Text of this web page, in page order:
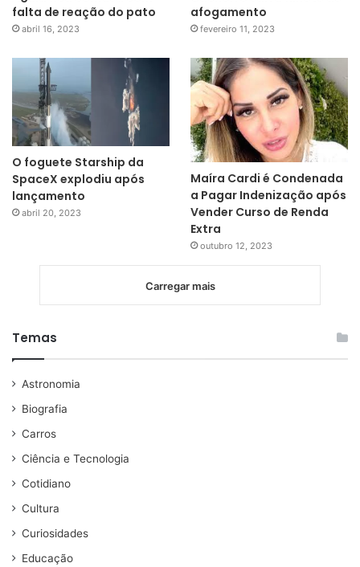
falta de reação do pato
abril 16, 2023
afogamento
fevereiro 11, 2023
O foguete Starship da
SpaceX explodiu após
lançamento
abril 20, 2023
Maíra Cardi é Condenada
a Pagar Indenização após
Vender Curso de Renda
Extra
outubro 12, 2023
Carregar mais
Temas
Astronomia
Biografia
Carros
Ciência e Tecnologia
Cotidiano
Cultura
Curiosidades
Educação